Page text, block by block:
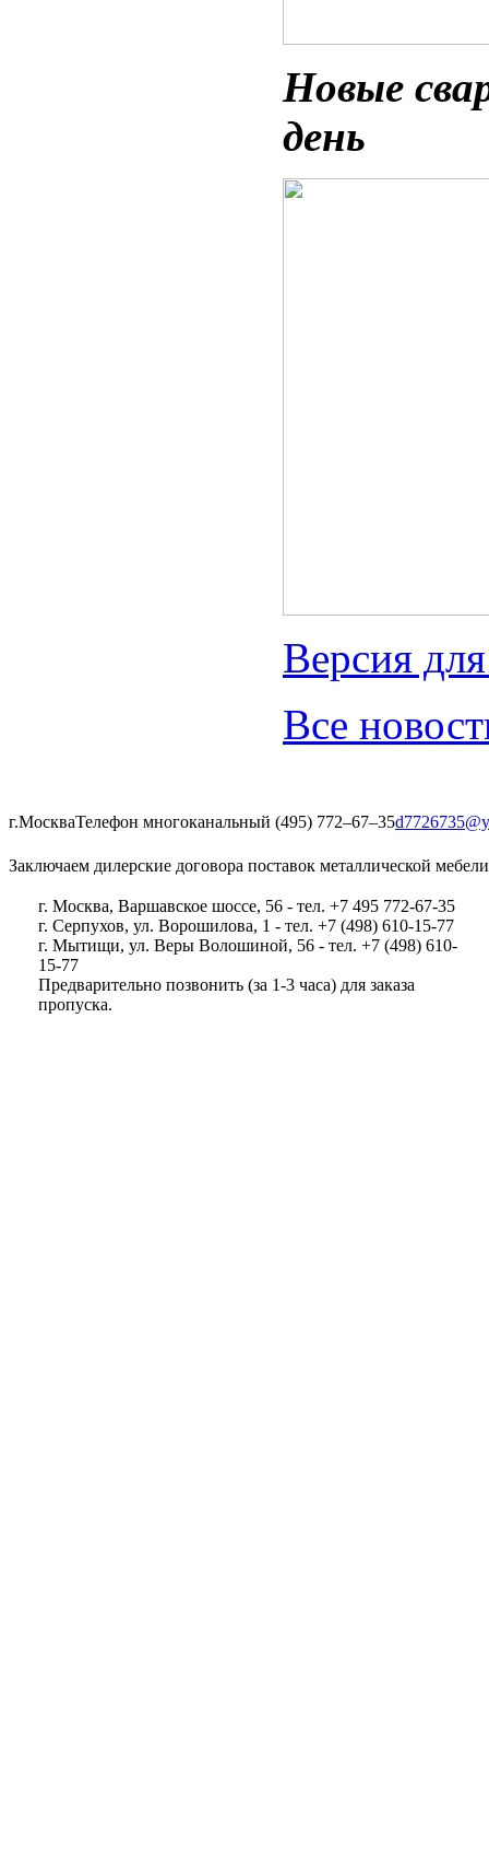
Новые
день
Версия
Все
г.МоскваТелефон многоканальный (495) 772‒67‒35
Заключаем дилерские договора поставок металлической мебели
г. Москва, Варшавское шоссе, 56 - тел. +7 495 772-67-35
г. Серпухов, ул. Ворошилова, 1 - тел. +7 (498) 610-15-77
г. Мытищи, ул. Веры Волошиной, 56 - тел. +7 (498) 610-
15-77
Предварительно позвонить (за 1-3 часа) для заказа
пропуска.